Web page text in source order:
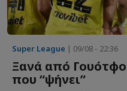
Super League | 09/08 - 22:36
Ξανά από
που “ψήνει”